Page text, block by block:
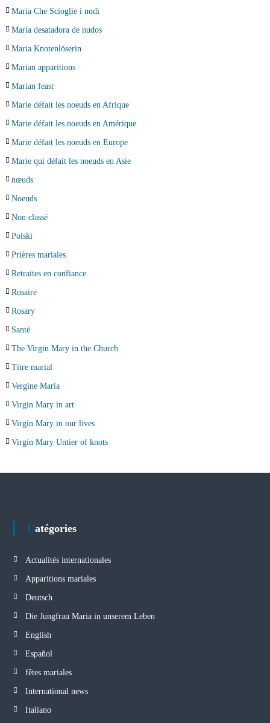
Maria Che Scioglie i nodi
María desatadora de nudos
Maria Knotenlöserin
Marian apparitions
Marian feast
Marie défait les noeuds en Afrique
Marie défait les noeuds en Amérique
Marie défait les noeuds en Europe
Marie qui défait les noeuds en Asie
nœuds
Noeuds
Non classé
Polski
Prières mariales
Retraites en confiance
Rosaire
Rosary
Santé
The Virgin Mary in the Church
Titre marial
Vergine Maria
Virgin Mary in art
Virgin Mary in our lives
Virgin Mary Untier of knots
Catégories
Actualités internationales
Apparitions mariales
Deutsch
Die Jungfrau Maria in unserem Leben
English
Español
fêtes mariales
International news
Italiano